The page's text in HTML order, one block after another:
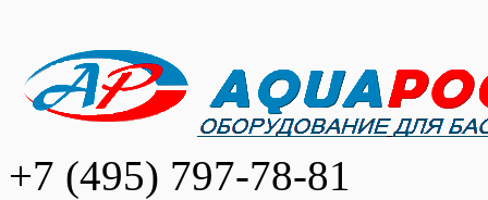
+7 (495) 797-78-81